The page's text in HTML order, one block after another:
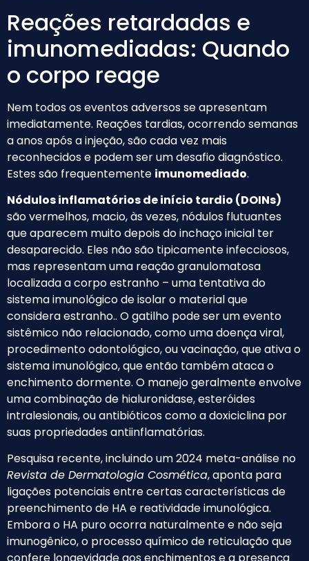
Reações retardadas e
imunomediadas: Quando
o corpo reage
Nem todos os eventos adversos se apresentam
imediatamente. Reações tardias, ocorrendo semanas
a anos após a injeção, são cada vez mais
reconhecidos e podem ser um desafio diagnóstico.
Estes são frequentemente imunomediado.
Nódulos inflamatórios de início tardio (DOINs)
são vermelhos, macio, às vezes, nódulos flutuantes
que aparecem muito depois do inchaço inicial ter
desaparecido. Eles não são tipicamente infecciosos,
mas representam uma reação granulomatosa
localizada a corpo estranho – uma tentativa do
sistema imunológico de isolar o material que
considera estranho.. O gatilho pode ser um evento
sistêmico não relacionado, como uma doença viral,
procedimento odontológico, ou vacinação, que ativa o
sistema imunológico, que então também ataca o
enchimento dormente. O manejo geralmente envolve
uma combinação de hialuronidase, esteróides
intralesionais, ou antibióticos como a doxiciclina por
suas propriedades antiinflamatórias.
Pesquisa recente, incluindo um 2024 meta-análise no
Revista de Dermatologia Cosmética, aponta para
ligações potenciais entre certas características de
preenchimento de HA e reatividade imunológica.
Embora o HA puro ocorra naturalmente e não seja
imunogênico, o processo químico de reticulação que